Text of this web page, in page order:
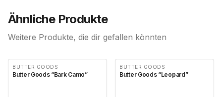
Ähnliche Produkte
Weitere Produkte, die dir gefallen könnten
BUTTER GOODS
Butter Goods “Bark Camo”
BUTTER GOODS
Butter Goods “Leopard”